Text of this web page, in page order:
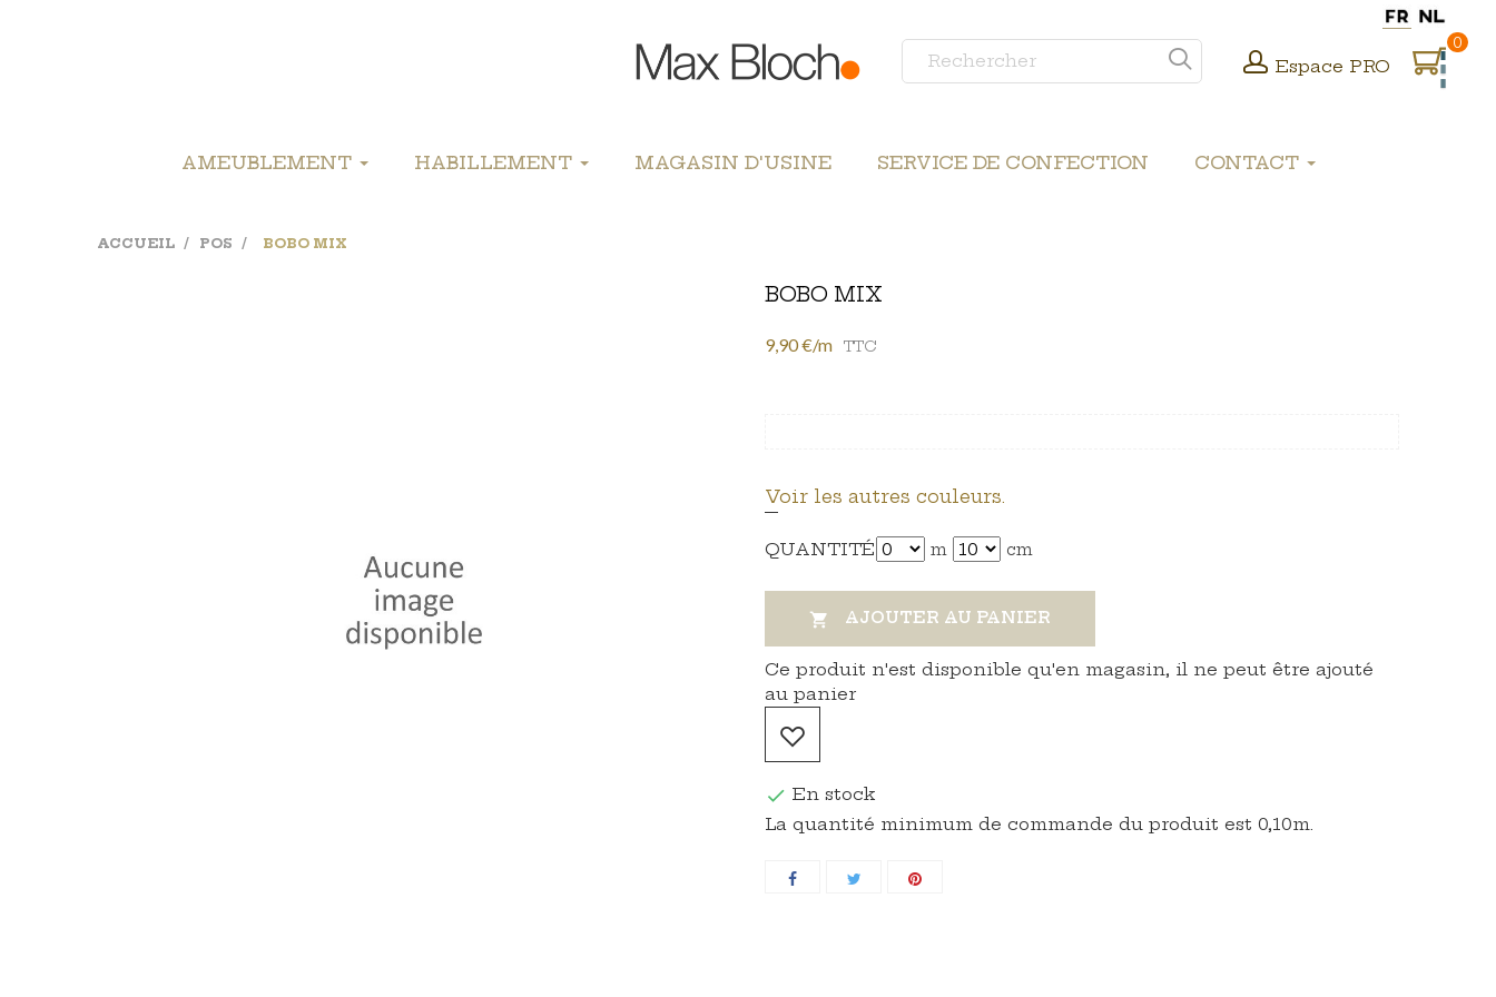
Espace PRO
0
AMEUBLEMENT HABILLEMENT MAGASIN D'USINE SERVICE DE CONFECTION CONTACT
ACCUEIL POS BOBO MIX
BOBO MIX
9,90 €/m TTC
Voir les autres couleurs.
QUANTITÉ m cm
 AJOUTER AU PANIER
Ce produit n'est disponible qu'en magasin, il ne peut être ajouté
au panier
 En stock
La quantité minimum de commande du produit est 0,10m.